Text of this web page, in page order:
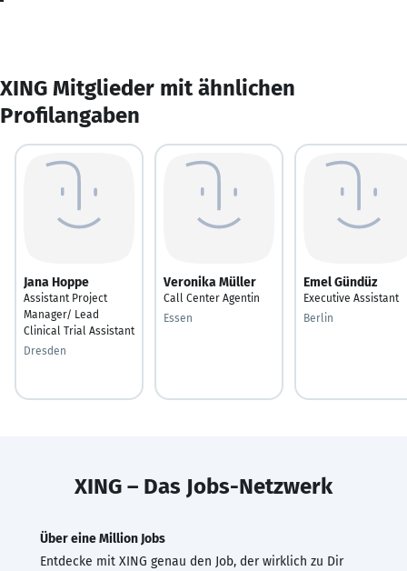
XING Mitglieder mit ähnlichen
Profilangaben
Jana Hoppe
Assistant Project
Manager/ Lead
Clinical Trial Assistant
Dresden
Veronika Müller
Call Center Agentin
Essen
Emel Gündüz
Executive Assistant
Berlin
XING – Das Jobs-Netzwerk
Über eine Million Jobs
Entdecke mit XING genau den Job, der wirklich zu Dir